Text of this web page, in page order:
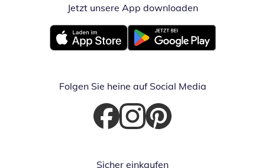
Jetzt unsere App downloadenÖffnet in
Öffnet in neuem FensterÖffnet in neuem Fenster
Folgen Sie heine auf Social Media
Öffnet in neuem Fenster
Öffnet in neuem Fenster
Öffnet in neuem Fenster
Sicher einkaufen